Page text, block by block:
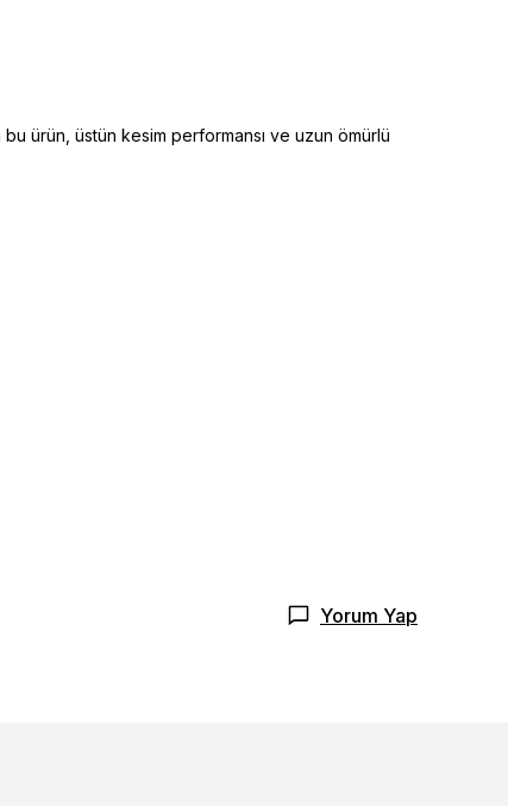
ürün, üstün kesim performansı ve uzun ömürlü
Yorum Yap